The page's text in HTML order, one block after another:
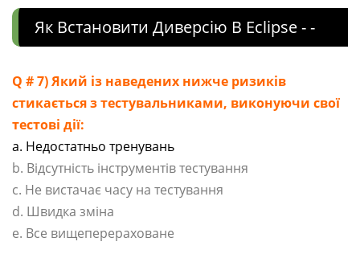
Як Встановити Диверсію В Eclipse - -
Q # 7) Який із наведених нижче ризиків
стикається з тестувальниками, виконуючи свої
тестові дії:
a. Недостатньо тренувань
b. Відсутність інструментів тестування
c. Не вистачає часу на тестування
d. Швидка зміна
e. Все вищеперераховане